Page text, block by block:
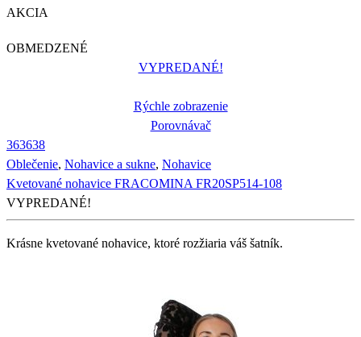
AKCIA
OBMEDZENÉ
VYPREDANÉ!
Rýchle zobrazenie
Porovnávač
363638
Oblečenie, Nohavice a sukne, Nohavice
Kvetované nohavice FRACOMINA FR20SP514-108
VYPREDANÉ!
Krásne kvetované nohavice, ktoré rozžiaria váš šatník.